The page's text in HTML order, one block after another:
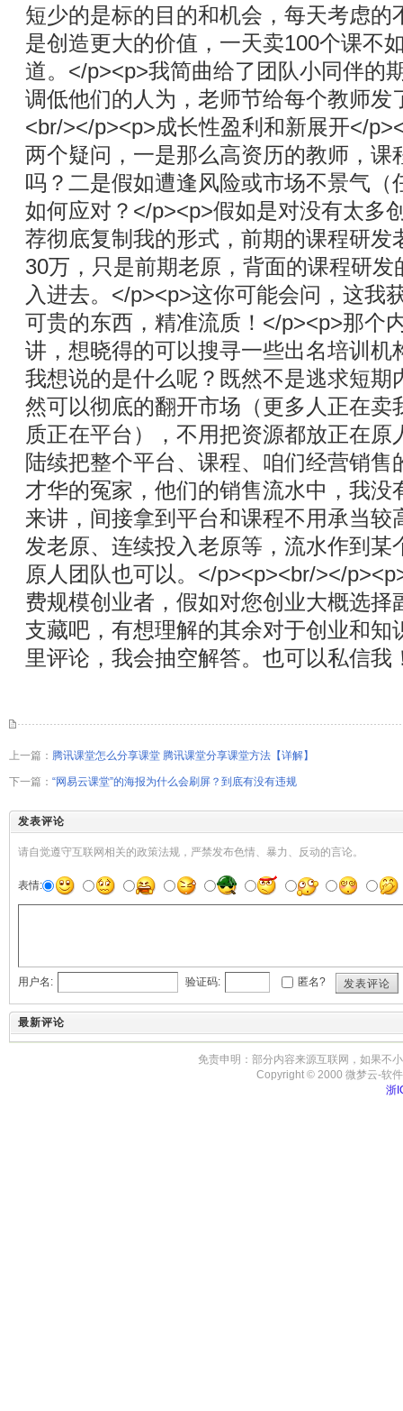
短少的是标的目的和机会，每天考虑的
是创造更大的价值，一天卖100个课不
道。</p><p>我简曲给了团队小同伴的
调低他们的人为，老师节给每个教师发
<br/></p><p>成长性盈利和新展开</
两个疑问，一是那么高资历的教师，课
吗？二是假如遭逢风险或市场不景气（
如何应对？</p><p>假如是对没有太多
荐彻底复制我的形式，前期的课程研发
30万，只是前期老原，背面的课程研
入进去。</p><p>这你可能会问，这我
可贵的东西，精准流质！</p><p>那个
讲，想晓得的可以搜寻一些出名培训机
我想说的是什么呢？既然不是逃求短期
然可以彻底的翻开市场（更多人正在卖
质正在平台），不用把资源都放正在原
陆续把整个平台、课程、咱们经营销售
才华的冤家，他们的销售流水中，我没
来讲，间接拿到平台和课程不用承当较
发老原、连续投入老原等，流水作到某
原人团队也可以。</p><p><br/></
费规模创业者，假如对您创业大概选择
支藏吧，有想理解的其余对于创业和知
里评论，我会抽空解答。也可以私信我
上一篇： 腾讯课堂怎么分享课堂 腾讯课堂分享课堂方法【详解】
下一篇： “网易云课堂”的海报为什么会刷屏？到底有没有违规
发表评论
请自觉遵守互联网相关的政策法规，严禁发布色情、暴力、反动的言论。
表情:
用户名: 验证码: 匿名? 发表评论
最新评论
免责申明：部分内容来源互联网，如果不
Copyright © 2000 微梦云-软
浙